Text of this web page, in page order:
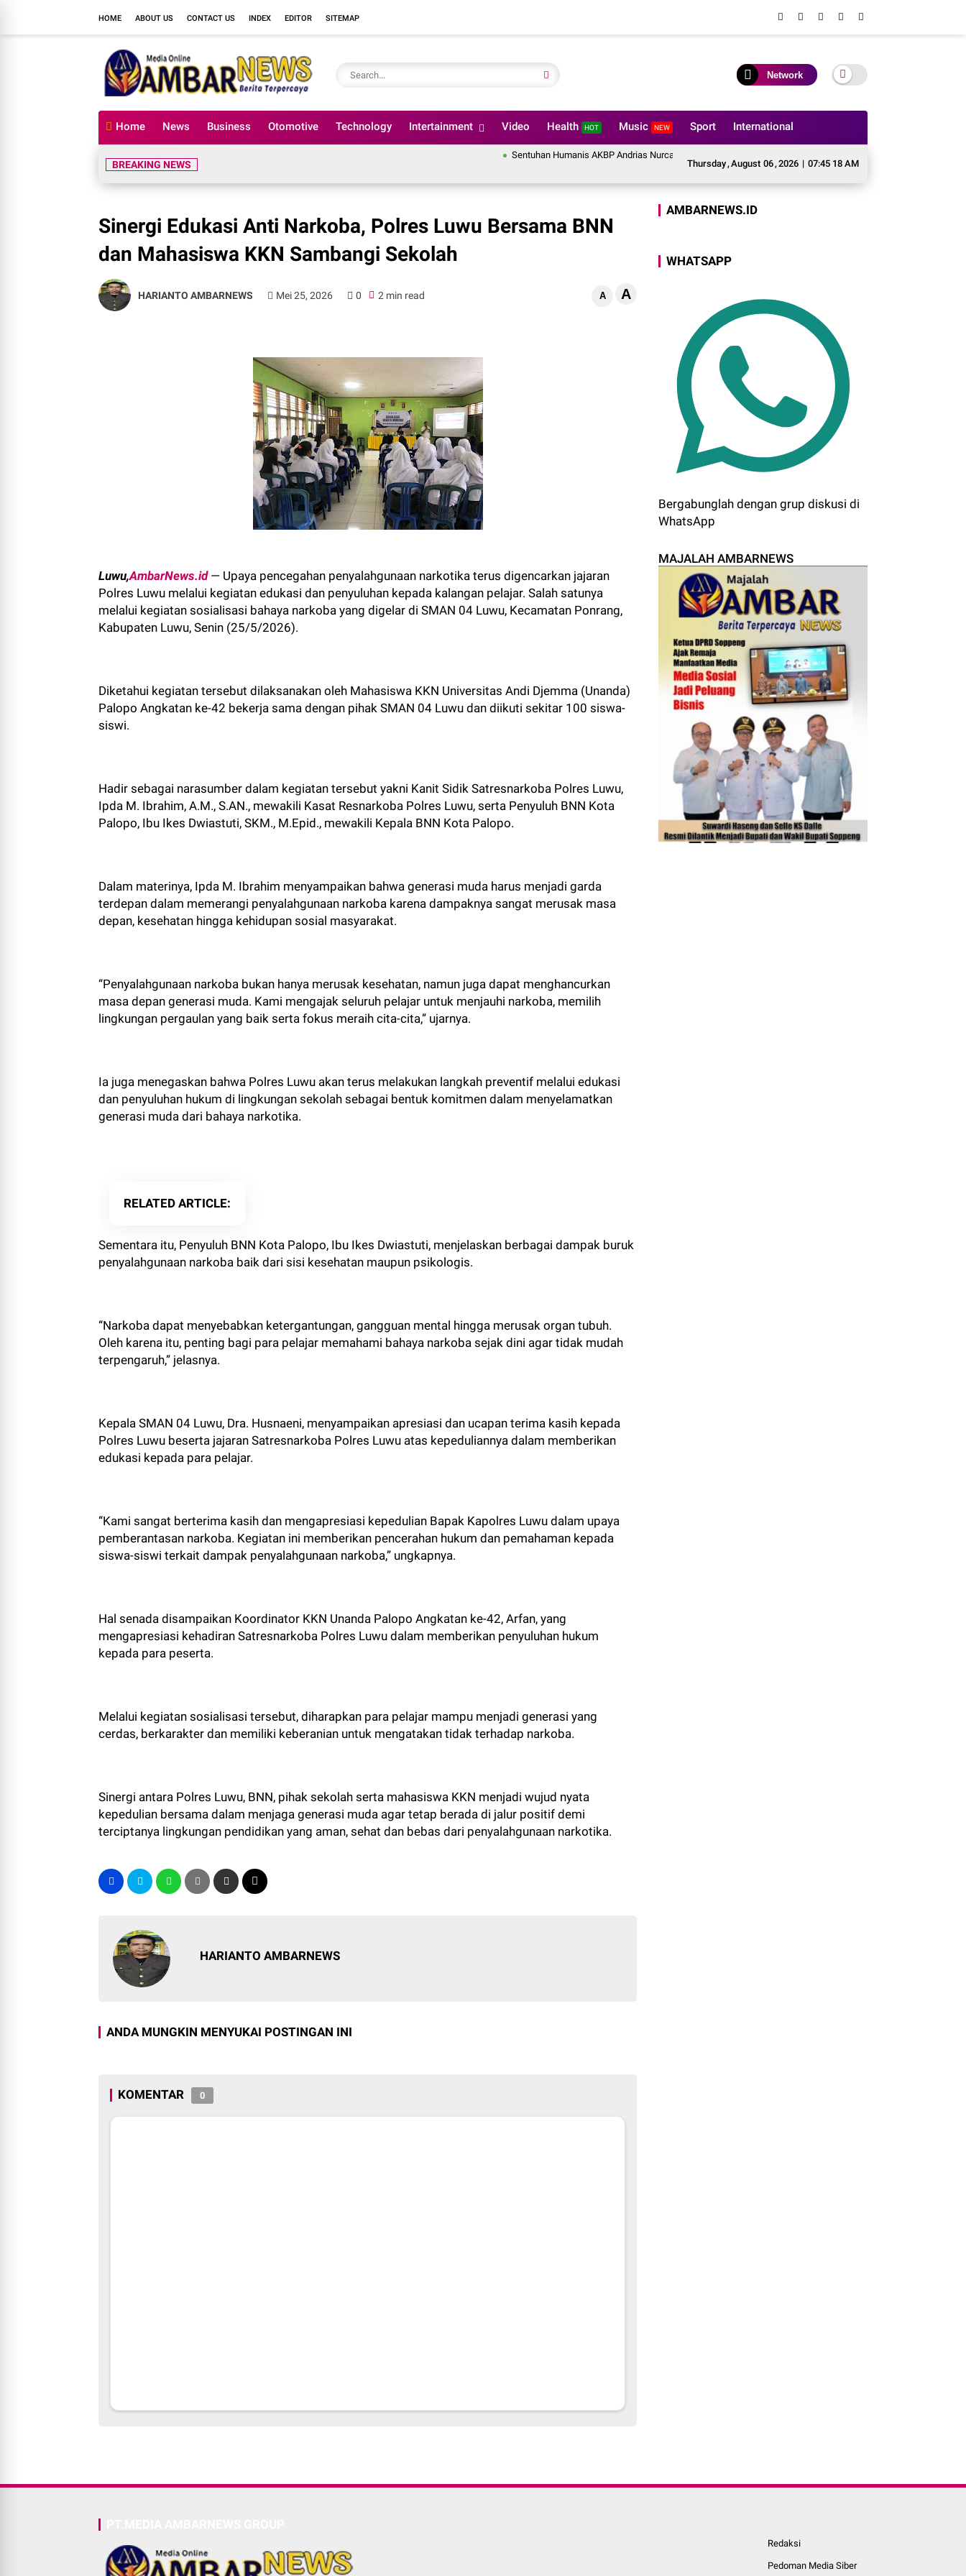
HOME ABOUT US CONTACT US INDEX EDITOR SITEMAP
Network
Home News Business Otomotive Technology Intertainment Video Health HOT Music NEW Sport International
Thursday,August 06,2026 | 07:45 18 AM
BREAKING NEWS
Sentuhan Humanis AKBP Andrias Nurcahyo Wibowo, Polres Luwu Pulihkan Harmoni Lewat Restorative Justice
Sinergi Edukasi Anti Narkoba, Polres Luwu Bersama BNN
dan Mahasiswa KKN Sambangi Sekolah
HARIANTO AMBARNEWS Mei 25, 2026 0 2 min read A A
Luwu,AmbarNews.id — Upaya pencegahan penyalahgunaan narkotika terus digencarkan jajaran
Polres Luwu melalui kegiatan edukasi dan penyuluhan kepada kalangan pelajar. Salah satunya
melalui kegiatan sosialisasi bahaya narkoba yang digelar di SMAN 04 Luwu, Kecamatan Ponrang,
Kabupaten Luwu, Senin (25/5/2026).
Diketahui kegiatan tersebut dilaksanakan oleh Mahasiswa KKN Universitas Andi Djemma (Unanda)
Palopo Angkatan ke-42 bekerja sama dengan pihak SMAN 04 Luwu dan diikuti sekitar 100 siswa-
siswi.
Hadir sebagai narasumber dalam kegiatan tersebut yakni Kanit Sidik Satresnarkoba Polres Luwu,
Ipda M. Ibrahim, A.M., S.AN., mewakili Kasat Resnarkoba Polres Luwu, serta Penyuluh BNN Kota
Palopo, Ibu Ikes Dwiastuti, SKM., M.Epid., mewakili Kepala BNN Kota Palopo.
Dalam materinya, Ipda M. Ibrahim menyampaikan bahwa generasi muda harus menjadi garda
terdepan dalam memerangi penyalahgunaan narkoba karena dampaknya sangat merusak masa
depan, kesehatan hingga kehidupan sosial masyarakat.
“Penyalahgunaan narkoba bukan hanya merusak kesehatan, namun juga dapat menghancurkan
masa depan generasi muda. Kami mengajak seluruh pelajar untuk menjauhi narkoba, memilih
lingkungan pergaulan yang baik serta fokus meraih cita-cita,” ujarnya.
Ia juga menegaskan bahwa Polres Luwu akan terus melakukan langkah preventif melalui edukasi
dan penyuluhan hukum di lingkungan sekolah sebagai bentuk komitmen dalam menyelamatkan
generasi muda dari bahaya narkotika.
RELATED ARTICLE
Sementara itu, Penyuluh BNN Kota Palopo, Ibu Ikes Dwiastuti, menjelaskan berbagai dampak buruk
penyalahgunaan narkoba baik dari sisi kesehatan maupun psikologis.
“Narkoba dapat menyebabkan ketergantungan, gangguan mental hingga merusak organ tubuh.
Oleh karena itu, penting bagi para pelajar memahami bahaya narkoba sejak dini agar tidak mudah
terpengaruh,” jelasnya.
Kepala SMAN 04 Luwu, Dra. Husnaeni, menyampaikan apresiasi dan ucapan terima kasih kepada
Polres Luwu beserta jajaran Satresnarkoba Polres Luwu atas kepeduliannya dalam memberikan
edukasi kepada para pelajar.
“Kami sangat berterima kasih dan mengapresiasi kepedulian Bapak Kapolres Luwu dalam upaya
pemberantasan narkoba. Kegiatan ini memberikan pencerahan hukum dan pemahaman kepada
siswa-siswi terkait dampak penyalahgunaan narkoba,” ungkapnya.
Hal senada disampaikan Koordinator KKN Unanda Palopo Angkatan ke-42, Arfan, yang
mengapresiasi kehadiran Satresnarkoba Polres Luwu dalam memberikan penyuluhan hukum
kepada para peserta.
Melalui kegiatan sosialisasi tersebut, diharapkan para pelajar mampu menjadi generasi yang
cerdas, berkarakter dan memiliki keberanian untuk mengatakan tidak terhadap narkoba.
Sinergi antara Polres Luwu, BNN, pihak sekolah serta mahasiswa KKN menjadi wujud nyata
kepedulian bersama dalam menjaga generasi muda agar tetap berada di jalur positif demi
terciptanya lingkungan pendidikan yang aman, sehat dan bebas dari penyalahgunaan narkotika.
HARIANTO AMBARNEWS
ANDA MUNGKIN MENYUKAI POSTINGAN INI
KOMENTAR 0
AMBARNEWS.ID
WHATSAPP
Bergabunglah dengan grup diskusi di
WhatsApp
MAJALAH AMBARNEWS
Redaksi
Pedoman Media Siber